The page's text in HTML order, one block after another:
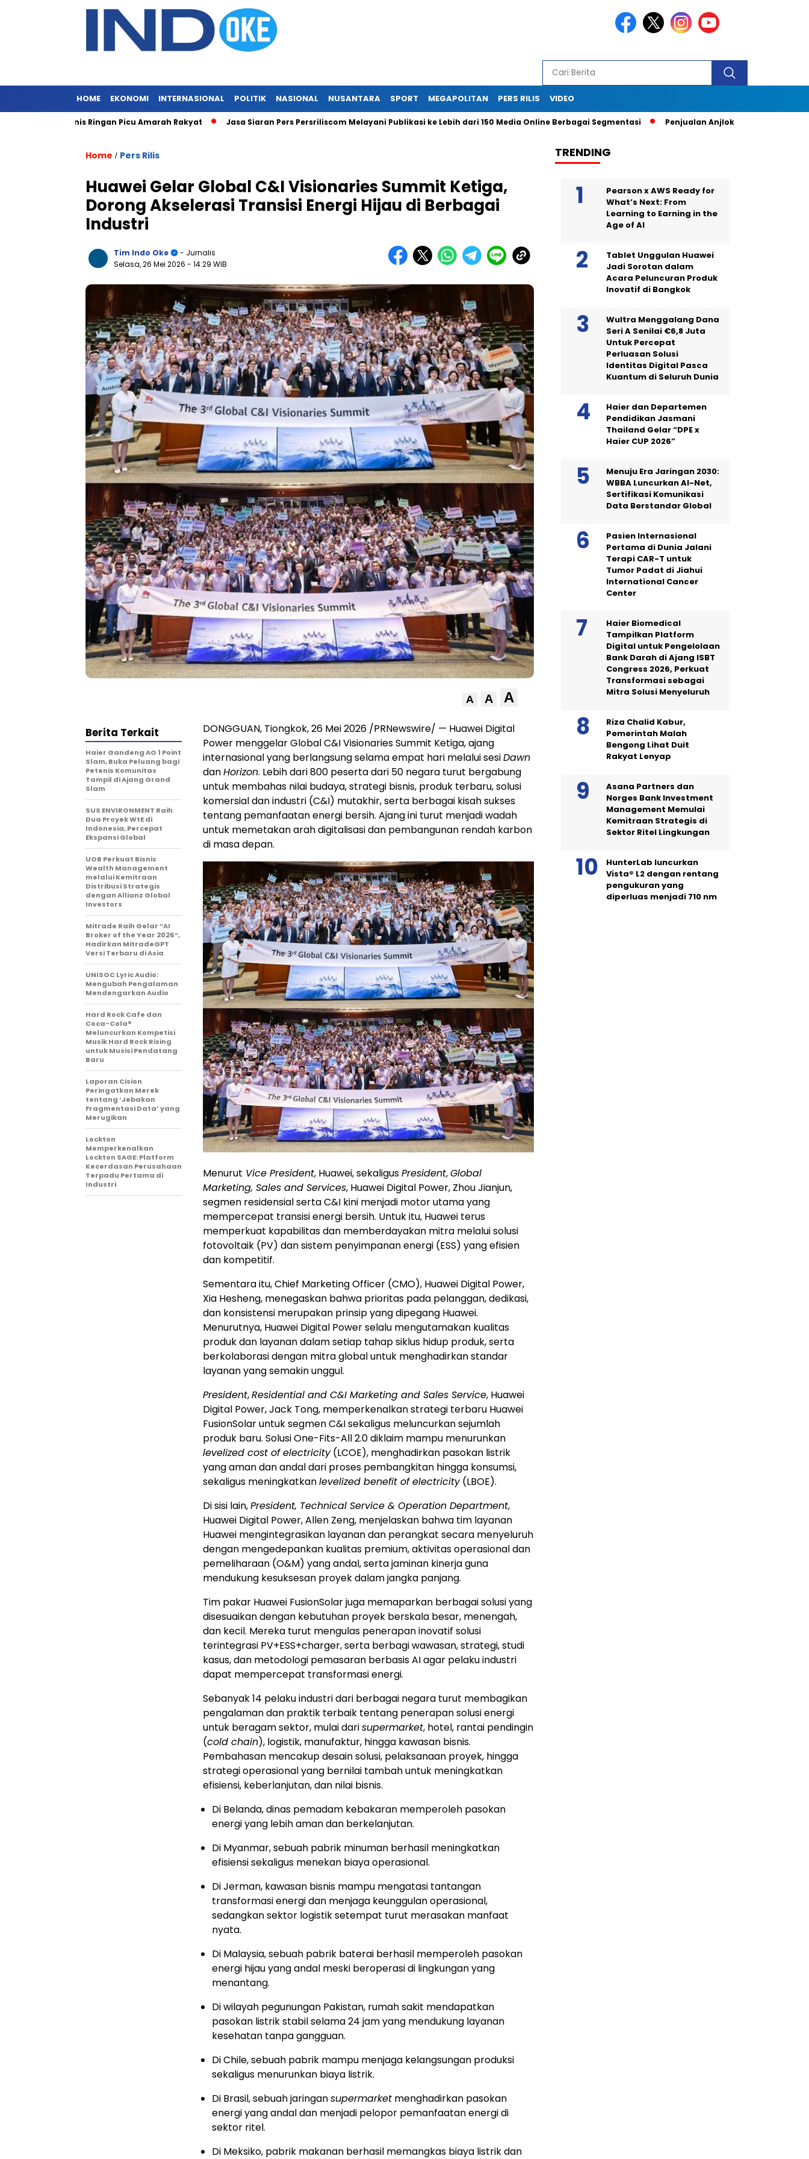
HOME EKONOMI INTERNASIONAL POLITIK NASIONAL NUSANTARA SPORT MEGAPOLITAN PERS RILIS VIDEO
Vonis Ringan Picu Amarah Rakyat Jasa Siaran Pers Persriliscom Melayani Publikasi ke Lebih dari 150 Media Online Berbagai Segmentasi Penjualan Anjlok, Coca Cola Tutup Pabrik
Home / Pers Rilis
Huawei Gelar Global C&I Visionaries Summit Ketiga,
Dorong Akselerasi Transisi Energi Hijau di Berbagai
Industri
Tim Indo Oke
- Jurnalis
Selasa, 26 Mei 2026 - 14:29 WIB
A A A
DONGGUAN, Tiongkok, 26 Mei 2026 /PRNewswire/ — Huawei Digital
Power menggelar Global C&I Visionaries Summit Ketiga, ajang
internasional yang berlangsung selama empat hari melalui sesiDawn
danHorizon. Lebih dari 800 peserta dari 50 negara turut bergabung
untuk membahas nilai budaya, strategi bisnis, produk terbaru, solusi
komersial dan industri (C&I) mutakhir, serta berbagai kisah sukses
tentang pemanfaatan energi bersih. Ajang ini turut menjadi wadah
untuk memetakan arah digitalisasi dan pembangunan rendah karbon
di masa depan.
Menurut Vice President, Huawei, sekaligusPresident,Global
Marketing, Sales and Services, Huawei Digital Power, Zhou Jianjun,
segmen residensial serta C&I kini menjadi motor utama yang
mempercepat transisi energi bersih. Untuk itu, Huawei terus
memperkuat kapabilitas dan memberdayakan mitra melalui solusi
fotovoltaik (PV) dan sistem penyimpanan energi (ESS) yang efisien
dan kompetitif.
Sementara itu, Chief Marketing Officer (CMO), Huawei Digital Power,
Xia Hesheng, menegaskan bahwa prioritas pada pelanggan, dedikasi,
dan konsistensi merupakan prinsip yang dipegang Huawei.
Menurutnya, Huawei Digital Power selalu mengutamakan kualitas
produk dan layanan dalam setiap tahap siklus hidup produk, serta
berkolaborasi dengan mitra global untuk menghadirkan standar
layanan yang semakin unggul.
President,Residential and C&I Marketing and Sales Service, Huawei
Digital Power, Jack Tong, memperkenalkan strategi terbaru Huawei
FusionSolar untuk segmen C&I sekaligus meluncurkan sejumlah
produk baru. Solusi One-Fits-All 2.0 diklaim mampu menurunkan
levelized cost of electricity(LCOE), menghadirkan pasokan listrik
yang aman dan andal dari proses pembangkitan hingga konsumsi,
sekaligus meningkatkanlevelized benefit of electricity(LBOE).
Di sisi lain,President, Technical Service & Operation Department,
Huawei Digital Power, Allen Zeng, menjelaskan bahwa tim layanan
Huawei mengintegrasikan layanan dan perangkat secara menyeluruh
dengan mengedepankan kualitas premium, aktivitas operasional dan
pemeliharaan (O&M) yang andal, serta jaminan kinerja guna
mendukung kesuksesan proyek dalam jangka panjang.
Tim pakar Huawei FusionSolar juga memaparkan berbagai solusi yang
disesuaikan dengan kebutuhan proyek berskala besar, menengah,
dan kecil. Mereka turut mengulas penerapan inovatif solusi
terintegrasi PV+ESS+charger, serta berbagi wawasan, strategi, studi
kasus, dan metodologi pemasaran berbasis AI agar pelaku industri
dapat mempercepat transformasi energi.
Sebanyak 14 pelaku industri dari berbagai negara turut membagikan
pengalaman dan praktik terbaik tentang penerapan solusi energi
untuk beragam sektor, mulai darisupermarket, hotel, rantai pendingin
(cold chain), logistik, manufaktur, hingga kawasan bisnis.
Pembahasan mencakup desain solusi, pelaksanaan proyek, hingga
strategi operasional yang bernilai tambah untuk meningkatkan
efisiensi, keberlanjutan, dan nilai bisnis.
Di Belanda, dinas pemadam kebakaran memperoleh pasokan
energi yang lebih aman dan berkelanjutan.
Di Myanmar, sebuah pabrik minuman berhasil meningkatkan
efisiensi sekaligus menekan biaya operasional.
Di Jerman, kawasan bisnis mampu mengatasi tantangan
transformasi energi dan menjaga keunggulan operasional,
sedangkan sektor logistik setempat turut merasakan manfaat
nyata.
Di Malaysia, sebuah pabrik baterai berhasil memperoleh pasokan
energi hijau yang andal meski beroperasi di lingkungan yang
menantang.
Di wilayah pegunungan Pakistan, rumah sakit mendapatkan
pasokan listrik stabil selama 24 jam yang mendukung layanan
kesehatan tanpa gangguan.
Di Chile, sebuah pabrik mampu menjaga kelangsungan produksi
sekaligus menurunkan biaya listrik.
Di Brasil, sebuah jaringansupermarket menghadirkan pasokan
energi yang andal dan menjadi pelopor pemanfaatan energi di
sektor ritel.
Di Meksiko, pabrik makanan berhasil memangkas biaya listrik dan
Berita Terkait
Haier Gandeng AO 1 Point
Slam, Buka Peluang bagi
Petenis Komunitas
Tampil di Ajang Grand
Slam
SUS ENVIRONMENT Raih
Dua Proyek WtE di
Indonesia, Percepat
Ekspansi Global
UOB Perkuat Bisnis
Wealth Management
melalui Kemitraan
Distribusi Strategis
dengan Allianz Global
Investors
Mitrade Raih Gelar “AI
Broker of the Year 2026”,
Hadirkan MitradeGPT
Versi Terbaru di Asia
UNISOC Lyric Audio:
Mengubah Pengalaman
Mendengarkan Audio
Hard Rock Cafe dan
Coca-Cola®
Meluncurkan Kompetisi
Musik Hard Rock Rising
untuk Musisi Pendatang
Baru
Laporan Cision
Peringatkan Merek
tentang ‘Jebakan
Fragmentasi Data’ yang
Merugikan
Lockton
Memperkenalkan
Lockton SAGE: Platform
Kecerdasan Perusahaan
Terpadu Pertama di
Industri
TRENDING
Pearson x AWS Ready for
What’s Next: From
Learning to Earning in the
Age of AI
Tablet Unggulan Huawei
Jadi Sorotan dalam
Acara Peluncuran Produk
Inovatif di Bangkok
Wultra Menggalang Dana
Seri A Senilai €6,8 Juta
Untuk Percepat
Perluasan Solusi
Identitas Digital Pasca
Kuantum di Seluruh Dunia
Haier dan Departemen
Pendidikan Jasmani
Thailand Gelar “DPE x
Haier CUP 2026”
Menuju Era Jaringan 2030:
WBBA Luncurkan AI-Net,
Sertifikasi Komunikasi
Data Berstandar Global
Pasien Internasional
Pertama di Dunia Jalani
Terapi CAR-T untuk
Tumor Padat di Jiahui
International Cancer
Center
Haier Biomedical
Tampilkan Platform
Digital untuk Pengelolaan
Bank Darah di Ajang ISBT
Congress 2026, Perkuat
Transformasi sebagai
Mitra Solusi Menyeluruh
Riza Chalid Kabur,
Pemerintah Malah
Bengong Lihat Duit
Rakyat Lenyap
Asana Partners dan
Norges Bank Investment
Management Memulai
Kemitraan Strategis di
Sektor Ritel Lingkungan
HunterLab luncurkan
Vista® L2 dengan rentang
pengukuran yang
diperluas menjadi 710 nm